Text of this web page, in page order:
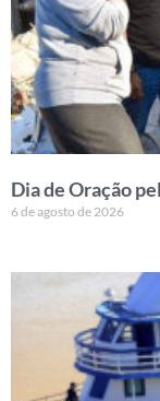
Dia de Oração
6 de agosto de 2026